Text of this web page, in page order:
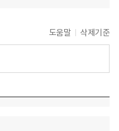
도움말 삭제기준